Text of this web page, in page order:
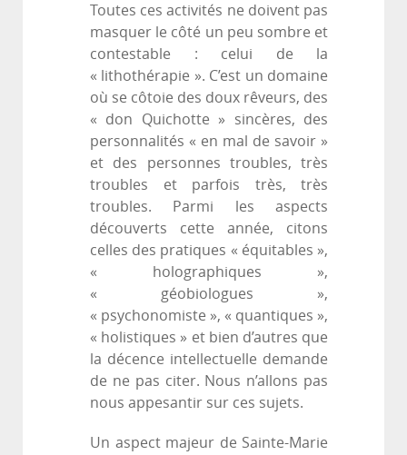
Toutes ces activités ne doivent pas
masquer le côté un peu sombre et
contestable : celui de la
« lithothérapie ». C’est un domaine
où se côtoie des doux rêveurs, des
« don Quichotte » sincères, des
personnalités « en mal de savoir »
et des personnes troubles, très
troubles et parfois très, très
troubles. Parmi les aspects
découverts cette année, citons
celles des pratiques « équitables »,
« holographiques »,
« géobiologues »,
« psychonomiste », « quantiques »,
« holistiques » et bien d’autres que
la décence intellectuelle demande
de ne pas citer. Nous n’allons pas
nous appesantir sur ces sujets.
Un aspect majeur de Sainte-Marie